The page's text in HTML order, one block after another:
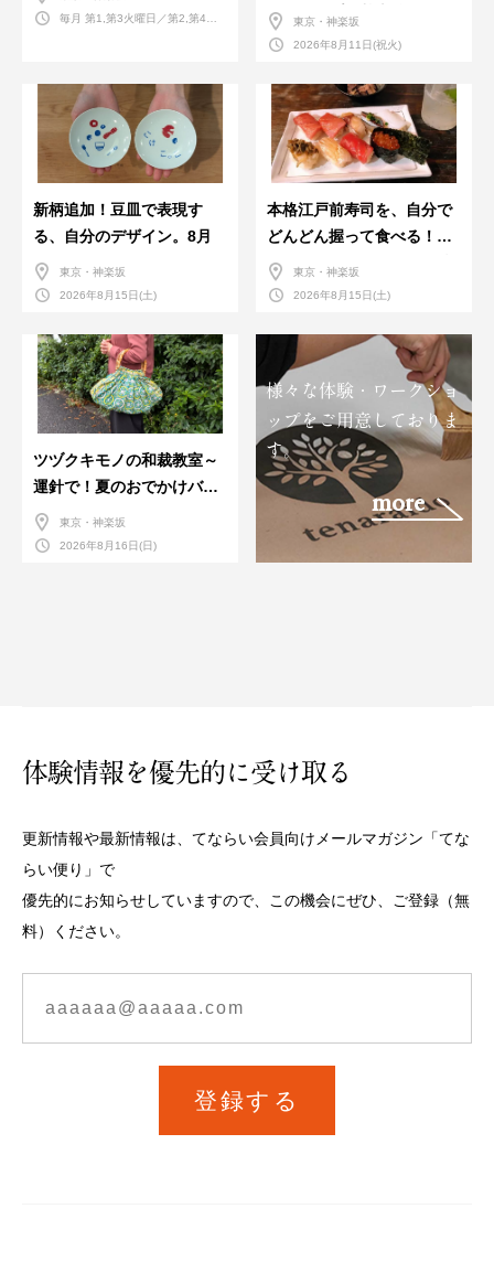
毎月 第1,第3火曜日／第2,第4火
クショップ。基本編！
東京・神楽坂
2026年8月11日(祝火)
新柄追加！豆皿で表現す
る、自分のデザイン。8月
東京・神楽坂
2026年8月15日(土)
本格江戸前寿司を、自分で
どんどん握って食べる！職
人さんに教わる＜握りの練
習会＞８月
東京・神楽坂
2026年8月15日(土)
ツヅクキモノの和裁教室～
運針で！夏のおでかけバン
ダナバッグづくり～
東京・神楽坂
2026年8月16日(日)
様々な体験・ワークショ
ップをご用意しておりま
す。
more
体験情報を優先的に受け取る
更新情報や最新情報は、てならい会員向けメールマガジン「てな
らい便り」で
優先的にお知らせしていますので、この機会にぜひ、ご登録（無
料）ください。
登録する